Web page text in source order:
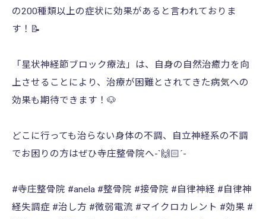
の200種類以上の症状に効果があると言われておりま
す！📝
「星状神経節ブロック療法」は、自身の自然治癒力を向
上させることにより、治療が困難とされてきた病気への
効果も期待できます！🐶
どこに行っても治らない身体の不調、自立神経系の不調
でお困りの方はぜひ寺庄整骨院へ-`🙌🏻´-
#寺庄整骨院 #anela #整骨院 #接骨院 #自律神経 #自律神
経失調症 #治し方 #微弱電流 #マイクロカレント #効果 #